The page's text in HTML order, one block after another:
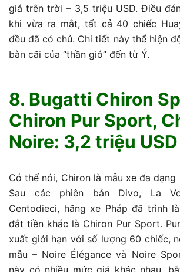
giá trên trời – 3,5 triệu USD. Điều
khi vừa ra mắt, tất cả 40 chiếc
đều đã có chủ. Chi tiết này thể hiện
bàn cãi của “thần gió” đến từ Ý.
8. Bugatti Chiron
Chiron Pur Sport,
Noire: 3,2 triệu USD
Có thể nói, Chiron là mẫu xe đa
Sau các phiên bản Divo, La
Centodieci, hãng xe Pháp đã trình
đắt tiền khác là Chiron Pur Sport.
xuất giới hạn với số lượng 60 chiếc,
mẫu – Noire Élégance và Noire
này có nhiều mức giá khác nhau,